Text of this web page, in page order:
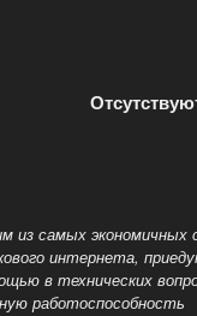
из самых
интернета,
в технических
работоспособность